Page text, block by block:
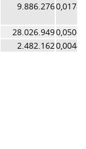
9.886.276
28.026.949
2.482.162